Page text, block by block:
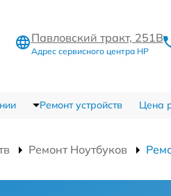
Павловский тракт, 251В
Адрес сервисного центра HP
Ремонт устройств Цена
Ремонт Ноутбуков